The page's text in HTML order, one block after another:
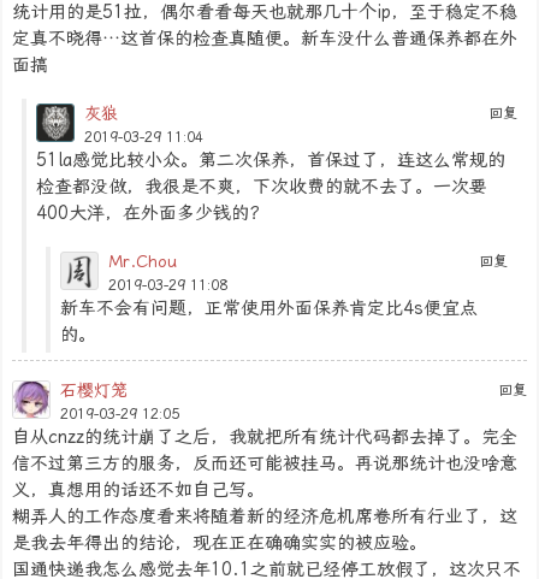
统计用的是51拉，偶尔看看每天也就那几十个ip，至于稳定不稳
定真不晓得…这首保的检查真随便。新车没什么普通保养都在外
面搞
回复
灰狼
2019-03-29 11:04
51la感觉比较小众。第二次保养，首保过了，连这么常规的
检查都没做，我很是不爽，下次收费的就不去了。一次要
400大洋，在外面多少钱的？
回复
Mr.Chou
2019-03-29 11:08
新车不会有问题，正常使用外面保养肯定比4s便宜点
的。
回复
石樱灯笼
2019-03-29 12:05
自从cnzz的统计崩了之后，我就把所有统计代码都去掉了。完全
信不过第三方的服务，反而还可能被挂马。再说那统计也没啥意
义，真想用的话还不如自己写。
糊弄人的工作态度看来将随着新的经济危机席卷所有行业了，这
是我去年得出的结论，现在正在确确实实的被应验。
国通快递我怎么感觉去年10.1之前就已经停工放假了，这次只不